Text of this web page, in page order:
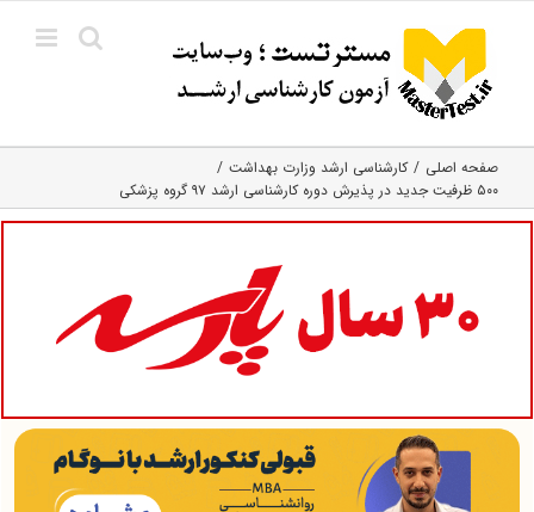
content
صفحه اصلی
کارشناسی ارشد وزارت بهداشت
۵۰۰ ظرفیت جدید در پذیرش دوره کارشناسی ارشد ۹۷ گروه پزشکی